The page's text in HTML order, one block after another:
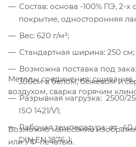
Состав: основа -100% ПЭ, 2-х
покрытие, односторонняя
Вес: 620 г/м²;
Стандартная ширина: 250 см;
Возможна поставка под
300см в белом, бежевом и
Разрывная нагрузка: 2500/
ISO 1421/V1;
Рабочая температура: от -40
DIN EN 1876-1;
Методы соединения: сшивание,
воздухом, сварка горячим
Возможно нанесение
или УФ-печатью.
Компания «Торговый Дом
обрабатывает
использованием Яндекс